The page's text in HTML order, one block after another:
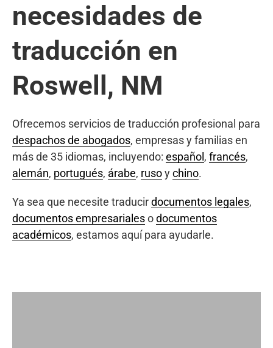
necesidades de
traducción en
Roswell, NM
Ofrecemos servicios de traducción profesional para
despachos de abogados, empresas y familias en
más de 35 idiomas, incluyendo: español , francés,
alemán, portugués, árabe, rusoychino.
Ya sea que necesite traducirdocumentos legales,
documentos empresarialesodocumentos
académicos, estamos aquí para ayudarle.